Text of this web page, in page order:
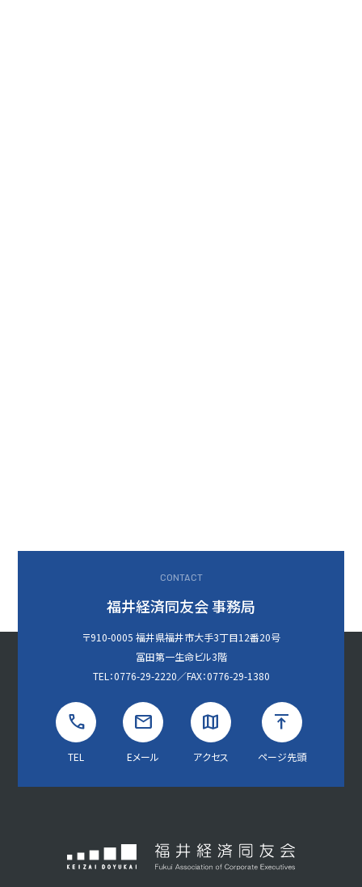
CONTACT
福井経済同友会 事務局
〒910-0005 福井県福井市大手3丁目12番20号
冨田第一生命ビル3階
TEL：0776-29-2220／FAX：0776-29-1380
TEL Eメール アクセス ページ先頭